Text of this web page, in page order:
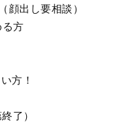
顔出し要相談）
方
方！
了）